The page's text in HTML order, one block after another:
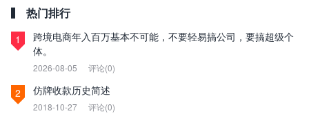
热门排行
1
跨境电商年入百万基本不可能，不要轻易搞公司，要搞超级个
体。
2026-08-05 评论(0)
2 仿牌收款历史简述
2018-10-27 评论(0)